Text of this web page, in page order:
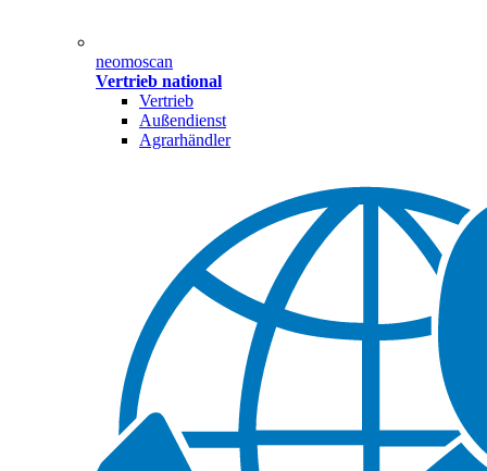
neomoscan
Vertrieb national
Vertrieb
Außendienst
Agrarhändler